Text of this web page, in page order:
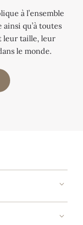
à l’ensemble
qu’à toutes
leur taille, leur
le monde.